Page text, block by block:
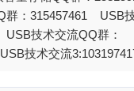
群：315457461 USB
技术交流QQ群：
技术交流